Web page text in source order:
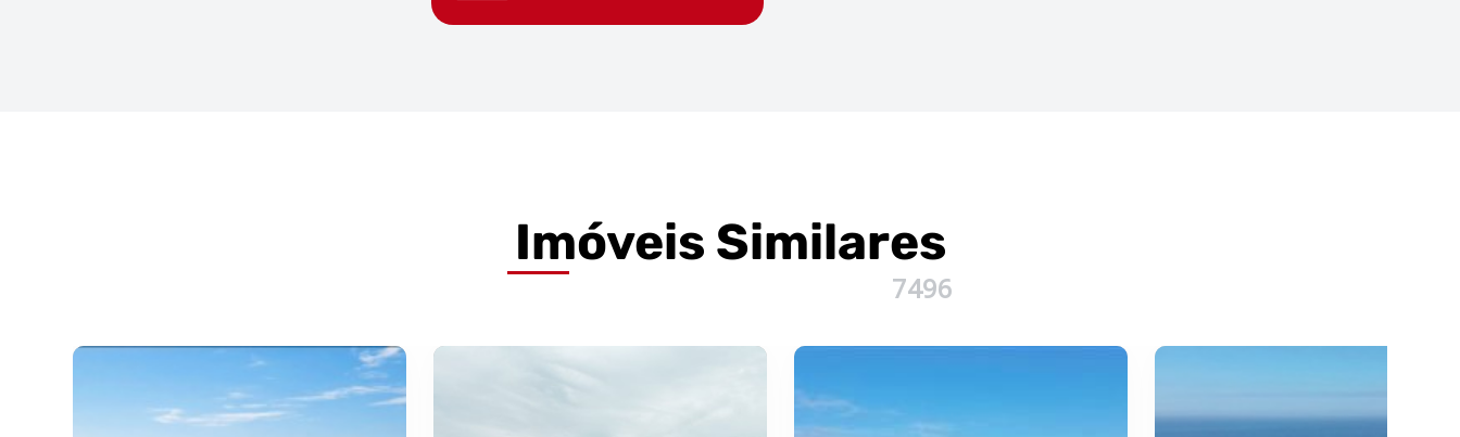
Imóveis Similares
7496